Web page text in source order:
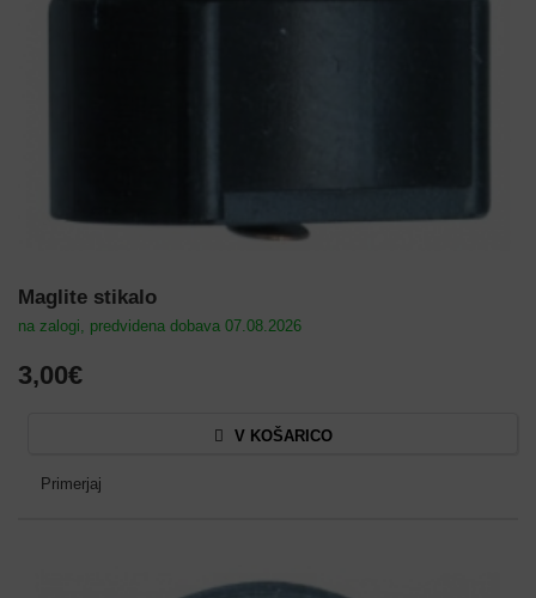
Maglite stikalo
na zalogi, predvidena dobava 07.08.2026
3,00€
V KOŠARICO
Primerjaj